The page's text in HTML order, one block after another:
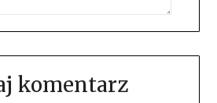
komentarz